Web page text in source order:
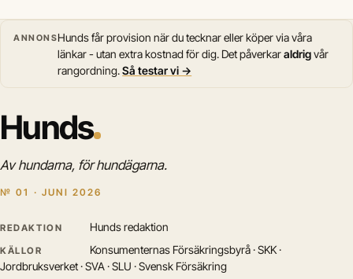
ANNONSHunds får provision när du tecknar eller köper via våra
länkar - utan extra kostnad för dig. Det påverkaraldrigvår
rangordning.Så testar vi →
Hunds
Av hundarna, för hundägarna.
№ 01 · JUNI 2026
REDAKTION Hunds redaktion
KÄLLOR
Konsumenternas Försäkringsbyrå · SKK ·
Jordbruksverket · SVA · SLU · Svensk Försäkring